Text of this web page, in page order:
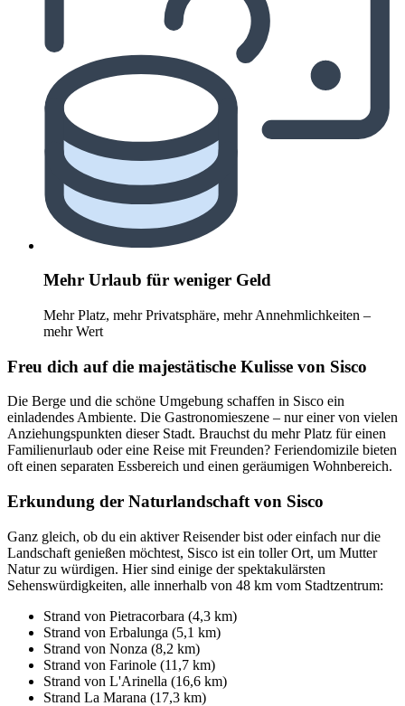
Mehr Urlaub für weniger Geld
Mehr Platz, mehr Privatsphäre, mehr Annehmlichkeiten –
mehr Wert
Freu dich auf die majestätische Kulisse von Sisco
Die Berge und die schöne Umgebung schaffen in Sisco ein
einladendes Ambiente. Die Gastronomieszene – nur einer von vielen
Anziehungspunkten dieser Stadt. Brauchst du mehr Platz für einen
Familienurlaub oder eine Reise mit Freunden? Feriendomizile bieten
oft einen separaten Essbereich und einen geräumigen Wohnbereich.
Erkundung der Naturlandschaft von Sisco
Ganz gleich, ob du ein aktiver Reisender bist oder einfach nur die
Landschaft genießen möchtest, Sisco ist ein toller Ort, um Mutter
Natur zu würdigen. Hier sind einige der spektakulärsten
Sehenswürdigkeiten, alle innerhalb von 48 km vom Stadtzentrum:
Strand von Pietracorbara (4,3 km)
Strand von Erbalunga (5,1 km)
Strand von Nonza (8,2 km)
Strand von Farinole (11,7 km)
Strand von L'Arinella (16,6 km)
Strand La Marana (17,3 km)